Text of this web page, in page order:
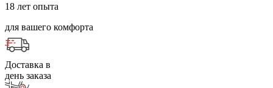
18 лет опыта
для вашего комфорта
Доставка в
день заказа